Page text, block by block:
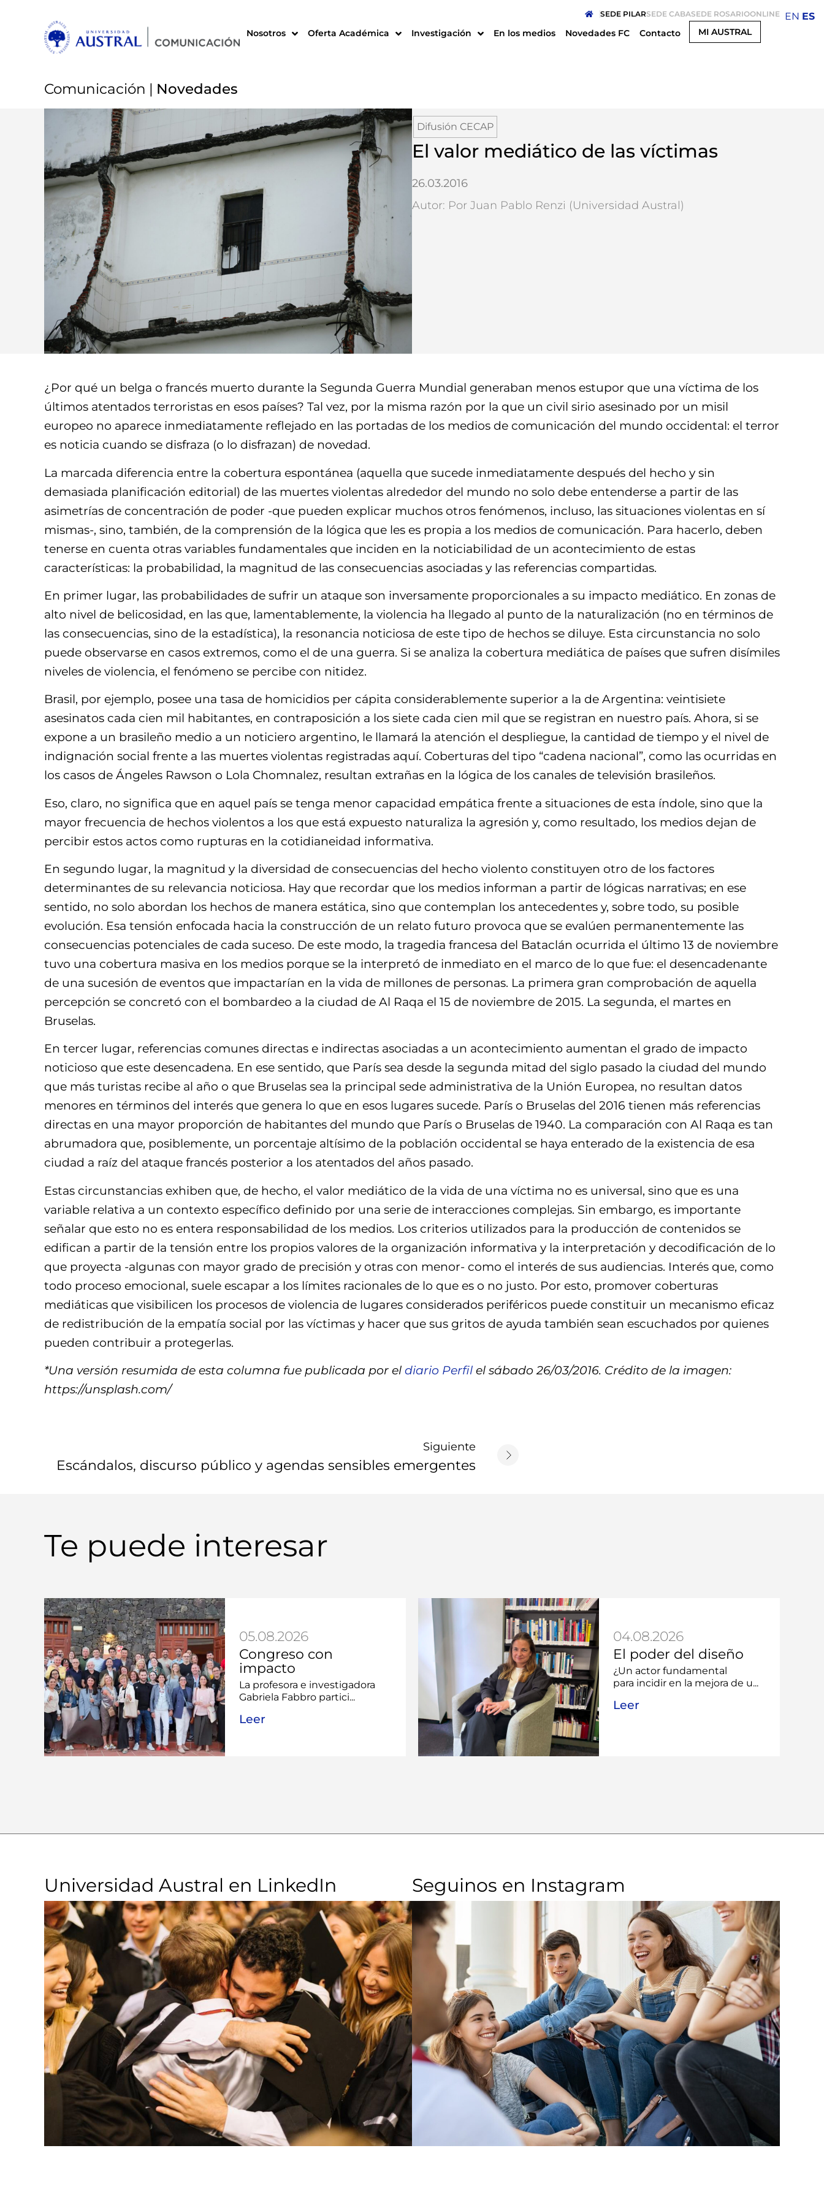
SEDE PILARSEDE CABASEDE ROSARIOONLINE
Nosotros Oferta Académica Investigación En los medios Novedades FC Contacto MI AUSTRAL
Comunicación | Novedades
Difusión CECAP
El valor mediático de las víctimas
26.03.2016
Autor: Por Juan Pablo Renzi (Universidad Austral)
¿Por qué un belga o francés muerto durante la Segunda Guerra Mundial generaban menos estupor que una víctima de los
últimos atentados terroristas en esos países? Tal vez, por la misma razón por la que un civil sirio asesinado por un misil
europeo no aparece inmediatamente reflejado en las portadas de los medios de comunicación del mundo occidental: el terror
es noticia cuando se disfraza (o lo disfrazan) de novedad.
La marcada diferencia entre la cobertura espontánea (aquella que sucede inmediatamente después del hecho y sin
demasiada planificación editorial) de las muertes violentas alrededor del mundo no solo debe entenderse a partir de las
asimetrías de concentración de poder -que pueden explicar muchos otros fenómenos, incluso, las situaciones violentas en sí
mismas-, sino, también, de la comprensión de la lógica que les es propia a los medios de comunicación. Para hacerlo, deben
tenerse en cuenta otras variables fundamentales que inciden en la noticiabilidad de un acontecimiento de estas
características: la probabilidad, la magnitud de las consecuencias asociadas y las referencias compartidas.
En primer lugar, las probabilidades de sufrir un ataque son inversamente proporcionales a su impacto mediático. En zonas de
alto nivel de belicosidad, en las que, lamentablemente, la violencia ha llegado al punto de la naturalización (no en términos de
las consecuencias, sino de la estadística), la resonancia noticiosa de este tipo de hechos se diluye. Esta circunstancia no solo
puede observarse en casos extremos, como el de una guerra. Si se analiza la cobertura mediática de países que sufren disímiles
niveles de violencia, el fenómeno se percibe con nitidez.
Brasil, por ejemplo, posee una tasa de homicidios per cápita considerablemente superior a la de Argentina: veintisiete
asesinatos cada cien mil habitantes, en contraposición a los siete cada cien mil que se registran en nuestro país. Ahora, si se
expone a un brasileño medio a un noticiero argentino, le llamará la atención el despliegue, la cantidad de tiempo y el nivel de
indignación social frente a las muertes violentas registradas aquí. Coberturas del tipo “cadena nacional”, como las ocurridas en
los casos de Ángeles Rawson o Lola Chomnalez, resultan extrañas en la lógica de los canales de televisión brasileños.
Eso, claro, no significa que en aquel país se tenga menor capacidad empática frente a situaciones de esta índole, sino que la
mayor frecuencia de hechos violentos a los que está expuesto naturaliza la agresión y, como resultado, los medios dejan de
percibir estos actos como rupturas en la cotidianeidad informativa.
En segundo lugar, la magnitud y la diversidad de consecuencias del hecho violento constituyen otro de los factores
determinantes de su relevancia noticiosa. Hay que recordar que los medios informan a partir de lógicas narrativas; en ese
sentido, no solo abordan los hechos de manera estática, sino que contemplan los antecedentes y, sobre todo, su posible
evolución. Esa tensión enfocada hacia la construcción de un relato futuro provoca que se evalúen permanentemente las
consecuencias potenciales de cada suceso. De este modo, la tragedia francesa del Bataclán ocurrida el último 13 de noviembre
tuvo una cobertura masiva en los medios porque se la interpretó de inmediato en el marco de lo que fue: el desencadenante
de una sucesión de eventos que impactarían en la vida de millones de personas. La primera gran comprobación de aquella
percepción se concretó con el bombardeo a la ciudad de Al Raqa el 15 de noviembre de 2015. La segunda, el martes en
Bruselas.
En tercer lugar, referencias comunes directas e indirectas asociadas a un acontecimiento aumentan el grado de impacto
noticioso que este desencadena. En ese sentido, que París sea desde la segunda mitad del siglo pasado la ciudad del mundo
que más turistas recibe al año o que Bruselas sea la principal sede administrativa de la Unión Europea, no resultan datos
menores en términos del interés que genera lo que en esos lugares sucede. París o Bruselas del 2016 tienen más referencias
directas en una mayor proporción de habitantes del mundo que París o Bruselas de 1940. La comparación con Al Raqa es tan
abrumadora que, posiblemente, un porcentaje altísimo de la población occidental se haya enterado de la existencia de esa
ciudad a raíz del ataque francés posterior a los atentados del años pasado.
Estas circunstancias exhiben que, de hecho, el valor mediático de la vida de una víctima no es universal, sino que es una
variable relativa a un contexto específico definido por una serie de interacciones complejas. Sin embargo, es importante
señalar que esto no es entera responsabilidad de los medios. Los criterios utilizados para la producción de contenidos se
edifican a partir de la tensión entre los propios valores de la organización informativa y la interpretación y decodificación de lo
que proyecta -algunas con mayor grado de precisión y otras con menor- como el interés de sus audiencias. Interés que, como
todo proceso emocional, suele escapar a los límites racionales de lo que es o no justo. Por esto, promover coberturas
mediáticas que visibilicen los procesos de violencia de lugares considerados periféricos puede constituir un mecanismo eficaz
de redistribución de la empatía social por las víctimas y hacer que sus gritos de ayuda también sean escuchados por quienes
pueden contribuir a protegerlas.
*Una versión resumida de esta columna fue publicada por el diario Perfil el sábado 26/03/2016. Crédito de la imagen:
https://unsplash.com/
Siguiente
Escándalos, discurso público y agendas sensibles emergentes
Te puede interesar
05.08.2026
Congreso con
impacto
La profesora e investigadora
Gabriela Fabbro partici...
Leer
04.08.2026
El poder del diseño
¿Un actor fundamental
para incidir en la mejora de u...
Leer
Universidad Austral en LinkedIn Seguinos en Instagram
EN ES